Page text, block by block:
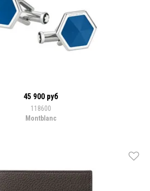
45 900 руб
118600
Montblanc